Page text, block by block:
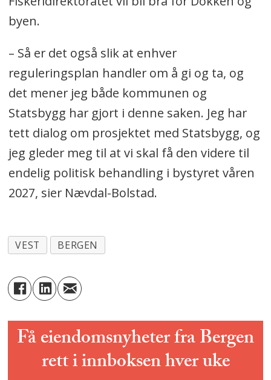
byen.
– Så er det også slik at enhver
reguleringsplan handler om å gi og ta, og
det mener jeg både kommunen og
Statsbygg har gjort i denne saken. Jeg har
tett dialog om prosjektet med Statsbygg, og
jeg gleder meg til at vi skal få den videre til
endelig politisk behandling i bystyret våren
2027, sier Nævdal-Bolstad.
VEST BERGEN
Få eiendomsnyheter fra Bergen
rett i innboksen hver uke